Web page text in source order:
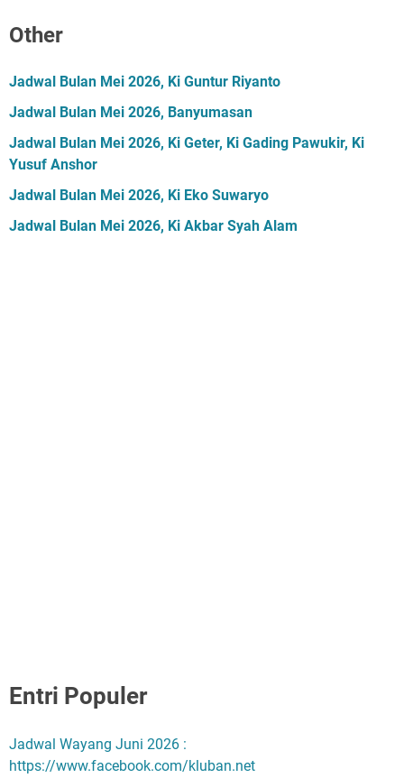
Other
Jadwal Bulan Mei 2026, Ki Guntur Riyanto
Jadwal Bulan Mei 2026, Banyumasan
Jadwal Bulan Mei 2026, Ki Geter, Ki Gading Pawukir, Ki
Yusuf Anshor
Jadwal Bulan Mei 2026, Ki Eko Suwaryo
Jadwal Bulan Mei 2026, Ki Akbar Syah Alam
Entri Populer
Jadwal Wayang Juni 2026 :
https://www.facebook.com/kluban.net